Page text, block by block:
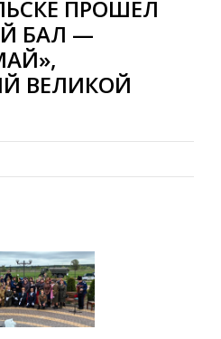
ПРОШЕЛ
БАЛ —
ВЕЛИКОЙ